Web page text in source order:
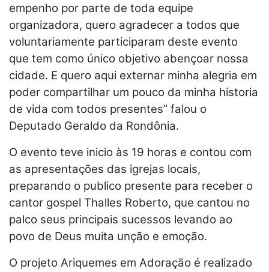
empenho por parte de toda equipe
organizadora, quero agradecer a todos que
voluntariamente participaram deste evento
que tem como único objetivo abençoar nossa
cidade. E quero aqui externar minha alegria em
poder compartilhar um pouco da minha historia
de vida com todos presentes” falou o
Deputado Geraldo da Rondônia.
O evento teve inicio às 19 horas e contou com
as apresentações das igrejas locais,
preparando o publico presente para receber o
cantor gospel Thalles Roberto, que cantou no
palco seus principais sucessos levando ao
povo de Deus muita unção e emoção.
O projeto Ariquemes em Adoração é realizado